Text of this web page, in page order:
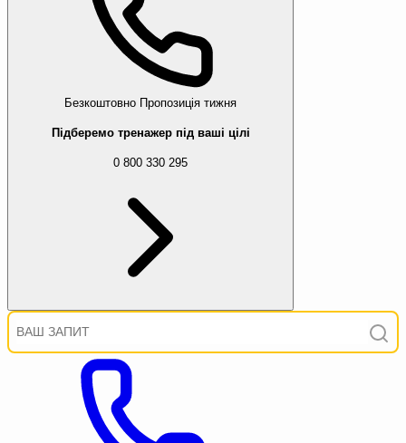
Безкоштовно Пропозиція тижня
Підберемо тренажер під ваші цілі
0 800 330 295